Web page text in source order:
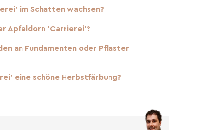
im Schatten wachsen?
Apfeldorn 'Carrierei'?
an Fundamenten oder Pflaster
eine schöne Herbstfärbung?